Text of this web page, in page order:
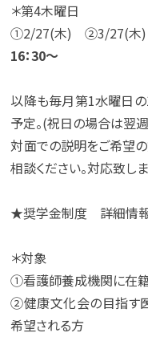
＊第4木曜日
①2/27(木) ②3/27(木
16：30～
以降も毎月第1水曜日の
予定。(祝日の場合は翌
対面での説明をご希望
相談ください。対応致しま
★奨学金制度 詳細情
＊対象
①看護師養成機関に在
➁健康文化会の目指す
希望される方